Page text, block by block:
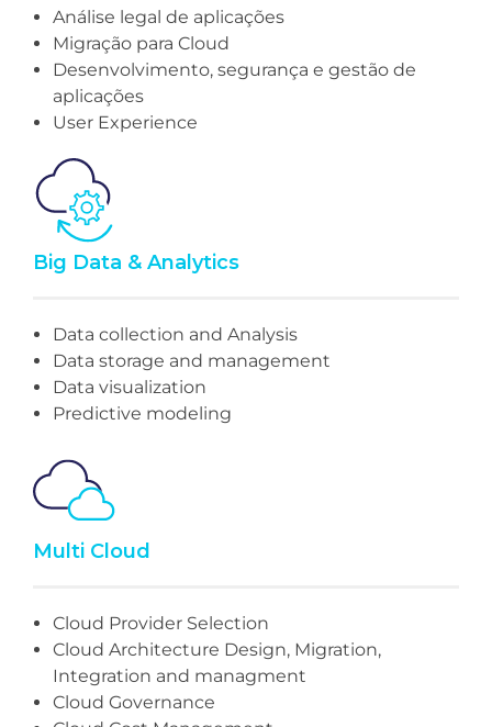
Análise legal de aplicações
Migração para Cloud
Desenvolvimento, segurança e gestão de
aplicações
User Experience
Big Data & Analytics
Data collection and Analysis
Data storage and management
Data visualization
Predictive modeling
Multi Cloud
Cloud Provider Selection
Cloud Architecture Design, Migration,
Integration and managment
Cloud Governance